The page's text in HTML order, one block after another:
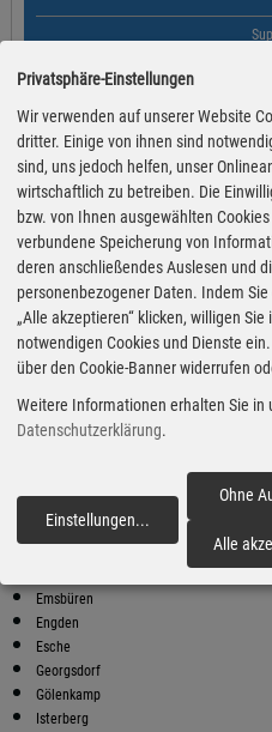
Westfalen
Laurenzstr. 108
Super Preise
Bester
Laurenzstr. 108
Preiswerter tanken - finden Sie
Preise in Ihrer Stadt
Emsbüren
Engden
Esche
Georgsdorf
Gölenkamp
Isterberg
Privatsphäre-Einstellungen
Wir verwenden auf unserer Website
dritter. Einige von ihnen sind
sind, uns jedoch helfen, unser
wirtschaftlich zu betreiben. Die
bzw. von Ihnen ausgewählten
verbundene Speicherung von
deren anschließendes Auslesen und
personenbezogener Daten. Indem
„Alle akzeptieren“ klicken, willigen
notwendigen Cookies und Dienste
über den Cookie-Banner widerrufen
Weitere Informationen erhalten Sie in
Datenschutzerklärung.
Einstellungen...
Ohne
Alle